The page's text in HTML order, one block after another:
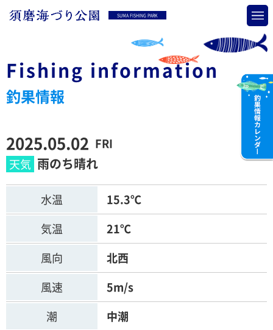
SUMA FISHING PARK
Fishing information
釣果情報
2025.05.02 FRI
雨のち晴れ
水温
15.3℃
気温
21℃
風向
北西
風速
5m/s
潮
中潮